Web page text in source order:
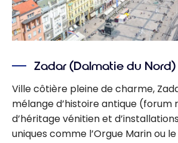
Zadar (Dalmatie du Nord)
Ville côtière pleine de charme,
mélange d’histoire antique (forum
d’héritage vénitien et
uniques comme l’Orgue Marin ou le